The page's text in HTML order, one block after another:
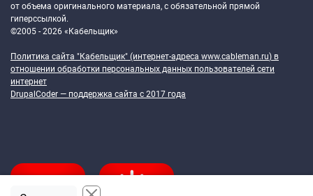
от объема оригинального материала, с обязательной прямой
гиперссылкой.
©2005 - 2026 «Кабельщик»
Политика сайта "Кабельщик" (интернет-адреса www.cableman.ru) в
отношении обработки персональных данных пользователей сети
интернет
DrupalCoder — поддержка сайта c 2017 года